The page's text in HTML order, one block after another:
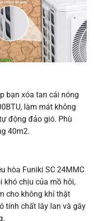
bạn xóa tan cái nóng
làm mát không
động đảo gió. Phù
40m2.
hòa Funiki SC 24MMC
khó chịu của mồ hôi,
cho không khí thật
tính chất lây lan và gây